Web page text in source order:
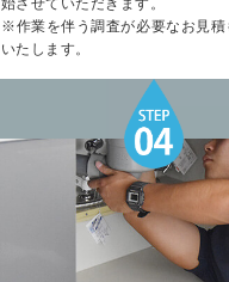
始させていただきます。
※作業を伴う調査が必要なお見積
いたします。